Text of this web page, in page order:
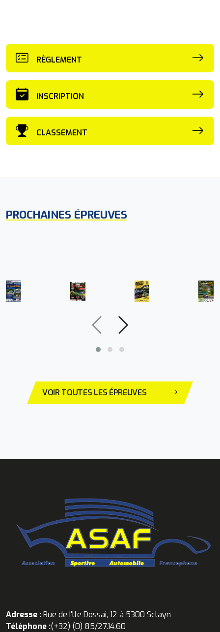
RÈGLEMENT
INSCRIPTION
CLASSEMENT
PROCHAINES ÉPREUVES
VOIR TOUTES LES ÉPREUVES
Adresse :Rue de I'lle Dossai, 12 à 5300 Sclayn
Téléphone :(+32) (0) 85/27.14.60